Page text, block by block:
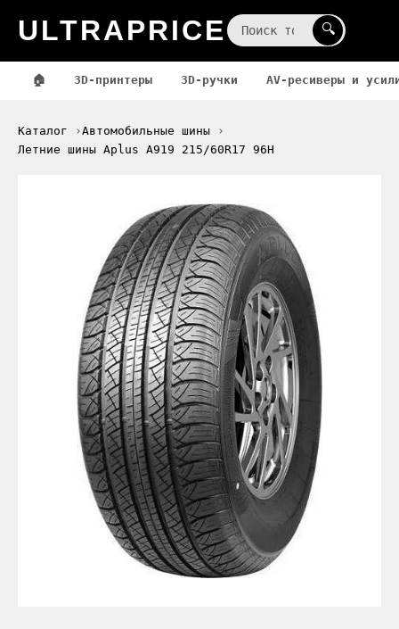
ULTRAPRICE 🔍
🏠 3D-принтеры 3D-ручки AV-ресиверы и
Каталог
Автомобильные шины
Летние шины Aplus A919 215/60R17 96H